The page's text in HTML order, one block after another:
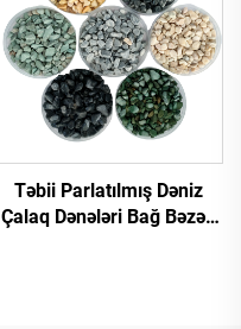
Təbii Parlatılmış Dəniz
Çalaq Dənələri Bağ Bəzək